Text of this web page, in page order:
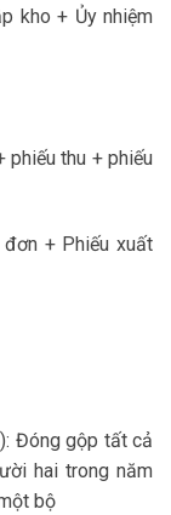
kho + Ủy nhiệm
phiếu thu + phiếu
đơn + Phiếu xuất
Đóng gộp tất cả
hai trong năm
bộ